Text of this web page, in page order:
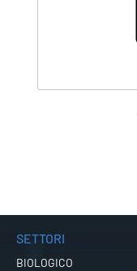
SETTORI
BIOLOGICO